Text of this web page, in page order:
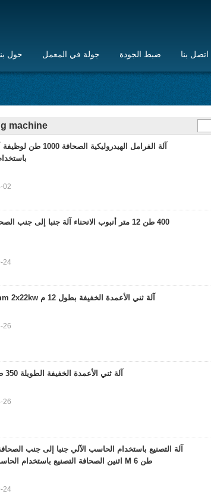
حول جولة في المعمل ضبط الجودة اتصل بنا
machine
آلة الفرامل الهيدروليكية
400 طن 12 متر أنبوب الانحناء آلة جنبا إلى جنب
آلة ثني الأعمدة الخفيفة بطول 12 م Schneider 6mm 2x22kw
آلة ثني الأعمدة الخفيفة الطويلة 350 طن 12 م 60 مم
طن 6 M اثنين الصحافة التصنيع باستخدام الحاسب الآلي الانحناء